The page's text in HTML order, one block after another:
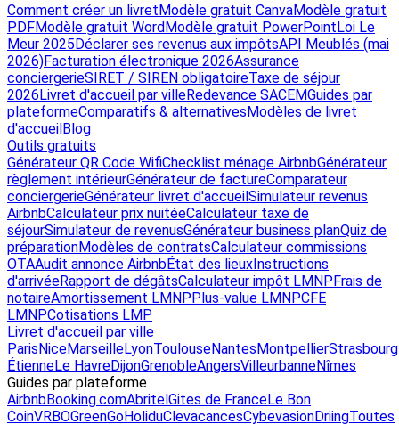
Comment créer un livretModèle gratuit CanvaModèle gratuit
PDFModèle gratuit WordModèle gratuit PowerPointLoi Le
Meur 2025Déclarer ses revenus aux impôtsAPI Meublés (mai
2026)Facturation électronique 2026Assurance
conciergerieSIRET / SIREN obligatoireTaxe de séjour
2026Livret d'accueil par villeRedevance SACEMGuides par
plateformeComparatifs & alternativesModèles de livret
d'accueilBlog
Outils gratuits
Générateur QR Code WifiChecklist ménage AirbnbGénérateur
règlement intérieurGénérateur de factureComparateur
conciergerieGénérateur livret d'accueilSimulateur revenus
AirbnbCalculateur prix nuitéeCalculateur taxe de
séjourSimulateur de revenusGénérateur business planQuiz de
préparationModèles de contratsCalculateur commissions
OTAAudit annonce AirbnbÉtat des lieuxInstructions
d'arrivéeRapport de dégâtsCalculateur impôt LMNPFrais de
notaireAmortissement LMNPPlus-value LMNPCFE
LMNPCotisations LMP
Livret d'accueil par ville
ParisNiceMarseilleLyonToulouseNantesMontpellierStrasbourg
ÉtienneLe HavreDijonGrenobleAngersVilleurbanneNîmes
Guides par plateforme
AirbnbBooking.comAbritelGites de FranceLe Bon
CoinVRBOGreenGoHoliduClevacancesCybevasionDriingToutes